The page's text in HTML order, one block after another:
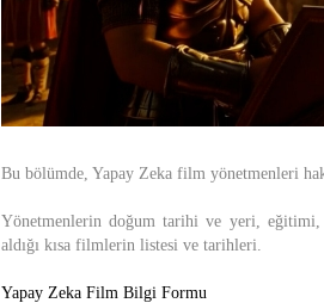
Bu bölümde, Yapay Zeka film yönetmenleri
Yönetmenlerin doğum tarihi ve yeri, eğitimi,
aldığı kısa filmlerin listesi ve tarihleri.
Yapay Zeka Film Bilgi Formu